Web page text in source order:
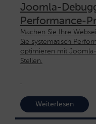
Joomla-
Performance-
Machen Sie Ihre
Sie systematisch
optimieren mit
Stellen.
Weiterlesen